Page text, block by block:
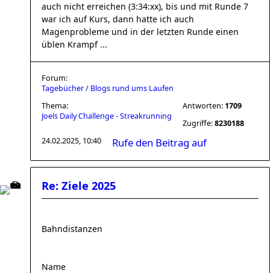
auch nicht erreichen (3:34:xx), bis und mit Runde 7
war ich auf Kurs, dann hatte ich auch
Magenprobleme und in der letzten Runde einen
üblen Krampf ...
Forum:
Tagebücher / Blogs rund ums Laufen
Thema:
Joels Daily Challenge - Streakrunning
Antworten: 1709
Zugriffe:8230188
24.02.2025, 10:40
Rufe den Beitrag auf
Re: Ziele 2025
Bahndistanzen
Name